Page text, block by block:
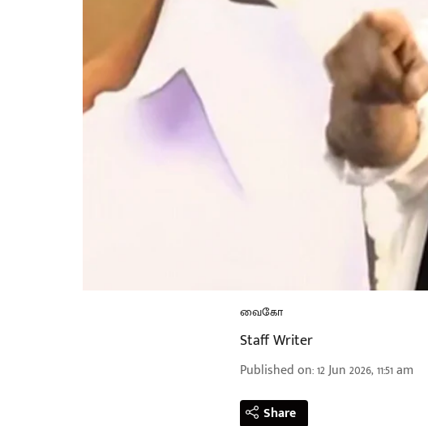
வைகோ
Staff Writer
Published on:12 Jun 2026, 11:51 am
Share